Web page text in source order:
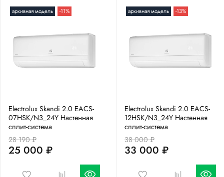
архивная модель -11%
Electrolux Skandi 2.0 EACS-
07HSK/N3_24Y Настенная
сплит-система
28 190 ₽
25 000 ₽
архивная модель -13%
Electrolux Skandi 2.0 EACS-
12HSK/N3_24Y Настенная
сплит-система
38 000 ₽
33 000 ₽